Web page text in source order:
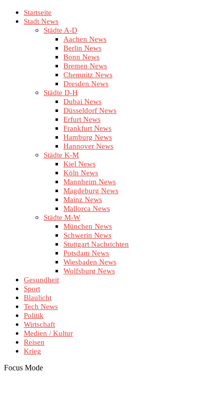
Startseite
Stadt News
Städte A-D
Aachen News
Berlin News
Bonn News
Bremen News
Chemnitz News
Dresden News
Städte D-H
Dubai News
Düsseldorf News
Erfurt News
Frankfurt News
Hamburg News
Hannover News
Städte K-M
Kiel News
Köln News
Mannheim News
Magdeburg News
Mainz News
Mallorca News
Städte M-W
München News
Schwerin News
Stuttgart Nachrichten
Potsdam News
Wiesbaden News
Wolfsburg News
Gesundheit
Sport
Blaulicht
Tech News
Politik
Wirtschaft
Medien / Kultur
Reisen
Krieg
Focus Mode